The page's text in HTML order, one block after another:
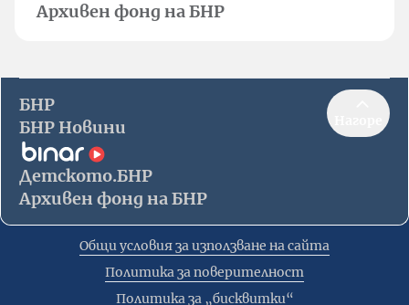
Архивен фонд на БНР
БНР
БНР Новини
Детското.БНР
Архивен фонд на БНР
Общи условия за използване на сайта
Политика за поверителност
Политика за „бисквитки“